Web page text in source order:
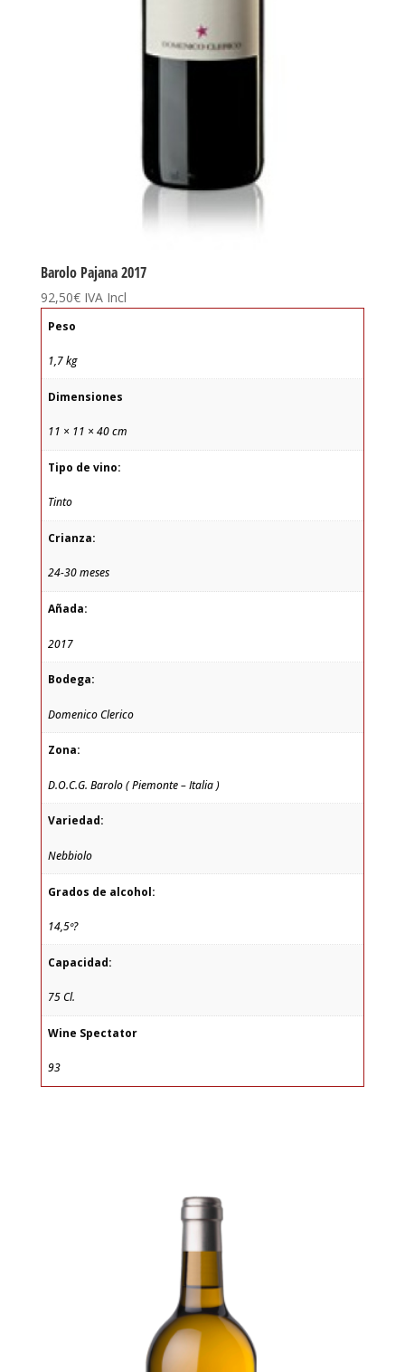
Barolo Pajana 2017
92,50€ IVA Incl
Peso
1,7 kg
Dimensiones
11 × 11 × 40 cm
Tipo de vino:
Tinto
Crianza:
24-30 meses
Añada:
2017
Bodega:
Domenico Clerico
Zona:
D.O.C.G. Barolo ( Piemonte – Italia )
Variedad:
Nebbiolo
Grados de alcohol:
14,5º?
Capacidad:
75 Cl.
Wine Spectator
93